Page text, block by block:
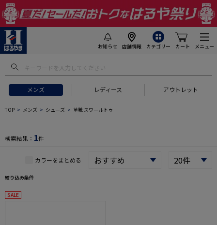
お知らせ 店舗情報 カテゴリー カート メニュー
メンズ レディース アウトレット
フトにおすすめ #セットアップ スーツ
TOP メンズ シューズ 革靴 スワールトゥ
検索結果： 1件
カラーをまとめる
絞り込み条件
SALE